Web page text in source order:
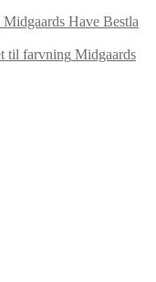
Midgaards Have Bestla
Midgaards